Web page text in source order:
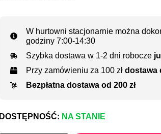
W hurtowni stacjonarnie można
godziny 7:00-14:30
Szybka dostawa w 1-2 dni robocze
Przy zamówieniu za 100 zł dostawa
Bezpłatna dostawa od 200 zł
DOSTĘPNOŚĆ: NA STANIE